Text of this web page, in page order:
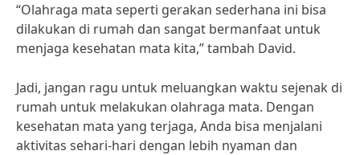
“Olahraga mata seperti gerakan sederhana ini bisa
dilakukan di rumah dan sangat bermanfaat untuk
menjaga kesehatan mata kita,” tambah David.
Jadi, jangan ragu untuk meluangkan waktu sejenak di
rumah untuk melakukan olahraga mata. Dengan
kesehatan mata yang terjaga, Anda bisa menjalani
aktivitas sehari-hari dengan lebih nyaman dan